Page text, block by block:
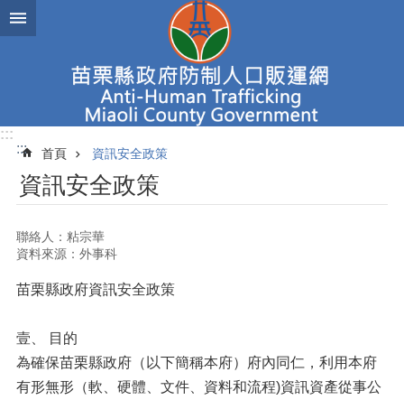
跳到主要內容區塊
聞
焦
認
識
人
販
運
查
:::
:::
首頁 資訊安全政策
資訊安全政策
聯絡人：粘宗華
資料來源：外事科
苗栗縣政府資訊安全政策
壹、 目的
為確保苗栗縣政府（以下簡稱本府）府內同仁，利用本府
有形無形（軟、硬體、文件、資料和流程)資訊資產從事公